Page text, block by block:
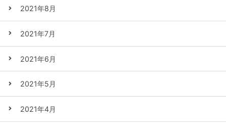
2021年8月
2021年7月
2021年6月
2021年5月
2021年4月